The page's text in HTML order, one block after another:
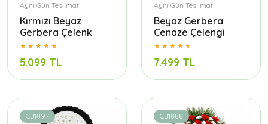
Aynı Gün Teslimat
Kırmızı Beyaz
Gerbera Çelenk
5.099 TL
Aynı Gün Teslimat
Beyaz Gerbera
Cenaze Çelengi
7.499 TL
CB1897 CB1888